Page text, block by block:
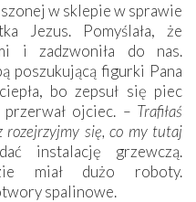
w sklepie w sprawie
Jezus. Pomyślała, że
i zadzwoniła do nas.
poszukującą figurki Pana
bo zepsuł się piec
przerwał ojciec. – Trafiłaś
rozejrzyjmy się, co my tutaj
instalację grzewczą.
miał dużo roboty.
spalinowe.